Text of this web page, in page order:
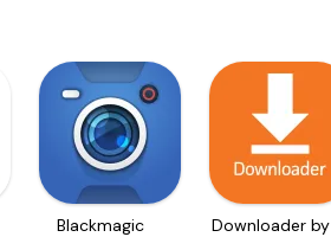
Blackmagic
Downloader by